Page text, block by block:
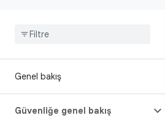
Genel bakış
Güvenliğe genel bakış